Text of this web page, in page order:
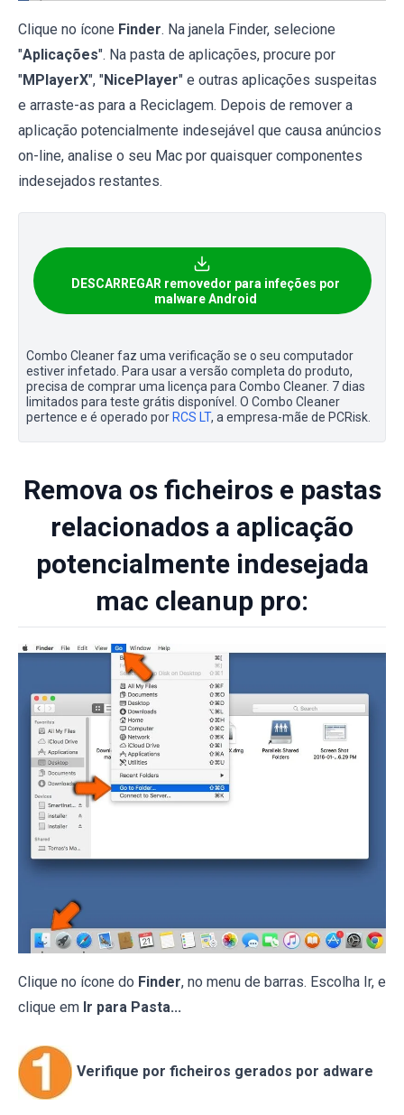
Clique no ícone Finder. Na janela Finder, selecione
"Aplicações". Na pasta de aplicações, procure por
"MPlayerX", "NicePlayer" e outras aplicações suspeitas
e arraste-as para a Reciclagem. Depois de remover a
aplicação potencialmente indesejável que causa anúncios
on-line, analise o seu Mac por quaisquer componentes
indesejados restantes.
DESCARREGAR removedor para infeções por
malware Android
Combo Cleaner faz uma verificação se o seu computador
estiver infetado. Para usar a versão completa do produto,
precisa de comprar uma licença para Combo Cleaner. 7 dias
limitados para teste grátis disponível. O Combo Cleaner
pertence e é operado por RCS LT, a empresa-mãe de PCRisk.
Remova os ficheiros e pastas
relacionados a aplicação
potencialmente indesejada
mac cleanup pro:
Clique no ícone do Finder, no menu de barras. Escolha Ir, e
clique em Ir para Pasta...
Verifique por ficheiros gerados por adware